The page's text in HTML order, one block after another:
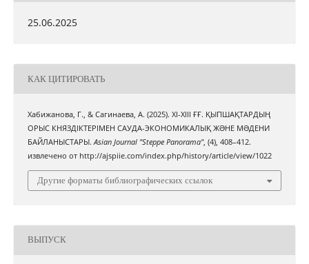
25.06.2025
КАК ЦИТИРОВАТЬ
Хабижанова, Г., & Сагинаева, А. (2025). ХІ-ХІІІ ҒҒ. ҚЫПШАҚТАРДЫҢ
ОРЫС КНЯЗДІКТЕРІМЕН САУДА-ЭКОНОМИКАЛЫҚ ЖƏНЕ МƏДЕНИ
БАЙЛАНЫСТАРЫ.Asian Journal "Steppe Panorama", (4), 408–412.
извлечено от http://ajspiie.com/index.php/history/article/view/1022
Другие форматы библиографических ссылок
ВЫПУСК